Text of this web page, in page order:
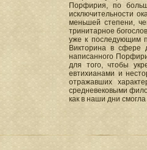
Порфирия, по
исключительности
меньшей степени,
тринитарное
уже к последующим
Викторина в сфере
написанного
для того, чтобы
евтихианами и
отражавших
средневековыми
как в наши дни